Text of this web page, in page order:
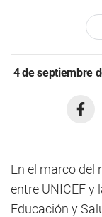
4 de septiembre
En el marco del
entre UNICEF y
Educación y